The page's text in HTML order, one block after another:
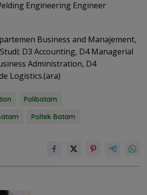
Engineering Engineer
Business and Manajement,
D3 Accounting, D4 Managerial
Administration, D4
Logistics.(ara)
Polibatam
Poltek Batam